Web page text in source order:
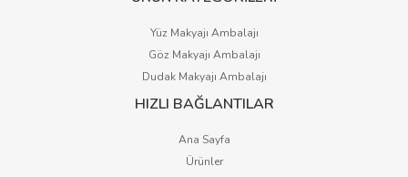
Yüz Makyajı Ambalajı
Göz Makyajı Ambalajı
Dudak Makyajı Ambalajı
HIZLI BAĞLANTILAR
Ana Sayfa
Ürünler